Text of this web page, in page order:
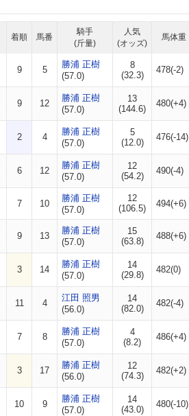
着順 馬番
騎手
(斤量)
人気
(オッズ)
馬体重
9 5
勝浦 正樹
(57.0)
8
(32.3)
478(-2)
9 12
勝浦 正樹
(57.0)
13
(144.6)
480(+4)
2 4
勝浦 正樹
(57.0)
5
(12.0)
476(-14)
6 12
勝浦 正樹
(57.0)
12
(54.2)
490(-4)
7 10
勝浦 正樹
(57.0)
12
(106.5)
494(+6)
9 13
勝浦 正樹
(57.0)
15
(63.8)
488(+6)
3 14
勝浦 正樹
(57.0)
14
(29.8)
482(0)
11 4
江田 照男
(56.0)
14
(82.0)
482(-4)
7 8
勝浦 正樹
(57.0)
4
(8.2)
486(+4)
3 17
勝浦 正樹
(56.0)
12
(74.3)
482(+2)
10 9
勝浦 正樹
(57.0)
14
(43.0)
480(-10)